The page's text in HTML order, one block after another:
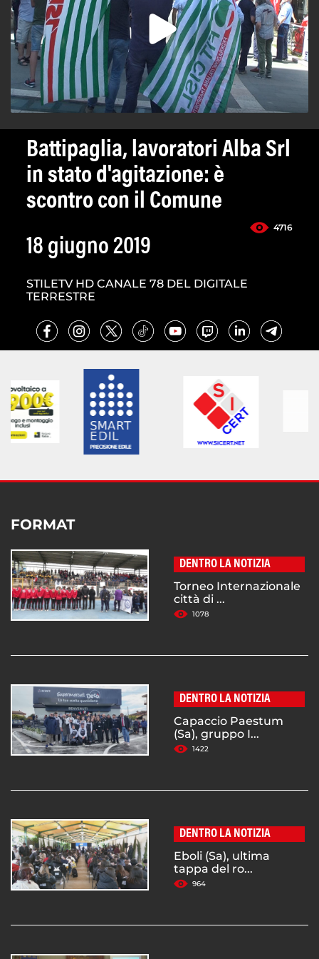
Battipaglia, lavoratori Alba Srl
in stato d'agitazione: è
scontro con il Comune
4716
18 giugno 2019
STILETV HD CANALE 78 DEL DIGITALE
TERRESTRE
FORMAT
DENTRO LA NOTIZIA
Torneo Internazionale
città di ...
1078
DENTRO LA NOTIZIA
Capaccio Paestum
(Sa), gruppo I...
1422
DENTRO LA NOTIZIA
Eboli (Sa), ultima
tappa del ro...
964